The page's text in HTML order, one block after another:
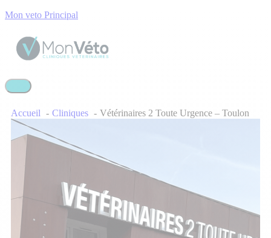
Mon veto Principal
Accueil Cliniques Vétérinaires 2 Toute Urgence – Toulon